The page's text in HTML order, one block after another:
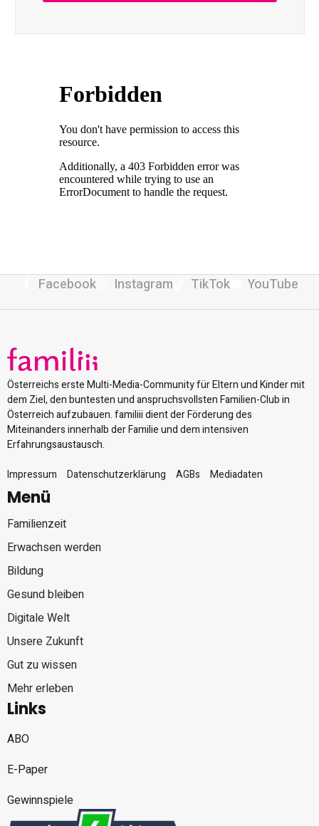
Facebook Instagram TikTok YouTube
Österreichs erste Multi-Media-Community für Eltern und Kinder mit
dem Ziel, den buntesten und anspruchsvollsten Familien-Club in
Österreich aufzubauen. familiii dient der Förderung des
Miteinanders innerhalb der Familie und dem intensiven
Erfahrungsaustausch.
Impressum
Datenschutzerklärung AGBs Mediadaten
Menü
Familienzeit
Erwachsen werden
Bildung
Gesund bleiben
Digitale Welt
Unsere Zukunft
Gut zu wissen
Mehr erleben
Links
ABO
E-Paper
Gewinnspiele